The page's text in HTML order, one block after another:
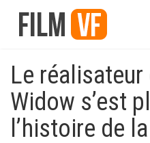
Le
Widow s’est
l’histoire de